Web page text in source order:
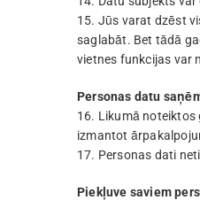
15. Jūs varat dzēst
saglabāt. Bet tādā
vietnes funkcijas var
Personas datu
16. Likumā noteiktos
izmantot
17. Personas dati
Piekļuve saviem